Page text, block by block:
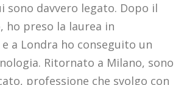
sono davvero legato. Dopo il
ho preso la laurea in
a Londra ho conseguito un
Ritornato a Milano, sono
professione che svolgo con